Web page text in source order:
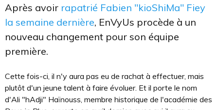
Après avoir rapatrié Fabien "kioShiMa" Fiey
la semaine dernière, EnVyUs procède à un
nouveau changement pour son équipe
première.
Cette fois-ci, il n'y aura pas eu de rachat à effectuer, mais
plutôt d'un jeune talent à faire évoluer. Et il porte le nom
d'Ali "hAdji" Haïnouss, membre historique de l'académie des